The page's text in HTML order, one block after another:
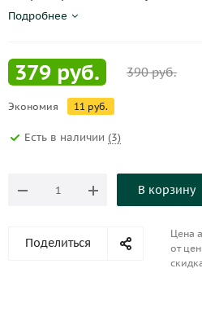
Подробнее
379 руб. 390руб.
Экономия 11 руб.
Есть в наличии (3)
В корзину
Поделиться
Цена
от